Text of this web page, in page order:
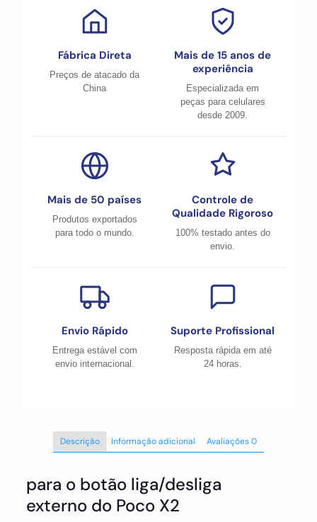
Fábrica Direta
Preços de atacado da
China
Mais de 15 anos de
experiência
Especializada em
peças para celulares
desde 2009.
Mais de 50 países
Produtos exportados
para todo o mundo.
Controle de
Qualidade Rigoroso
100% testado antes do
envio.
Envio Rápido
Entrega estável com
envio internacional.
Suporte Profissional
Resposta rápida em até
24 horas.
Descrição Informação adicional Avaliações0
para o botão liga/desliga
externo do Poco X2